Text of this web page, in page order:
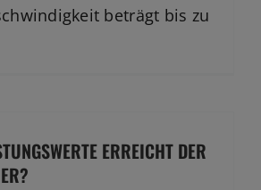
beträgt bis zu
ERREICHT DER